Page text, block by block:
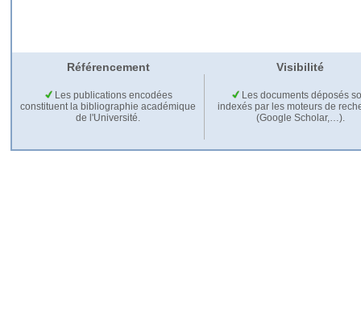
Référencement Visibilité
Les publications encodées
constituent la bibliographie académique
de l'Université.
Les documents déposés
indexés par les moteurs de
(Google Scholar,…).